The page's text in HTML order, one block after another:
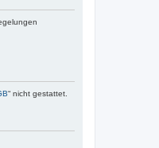
“ nicht gestattet.